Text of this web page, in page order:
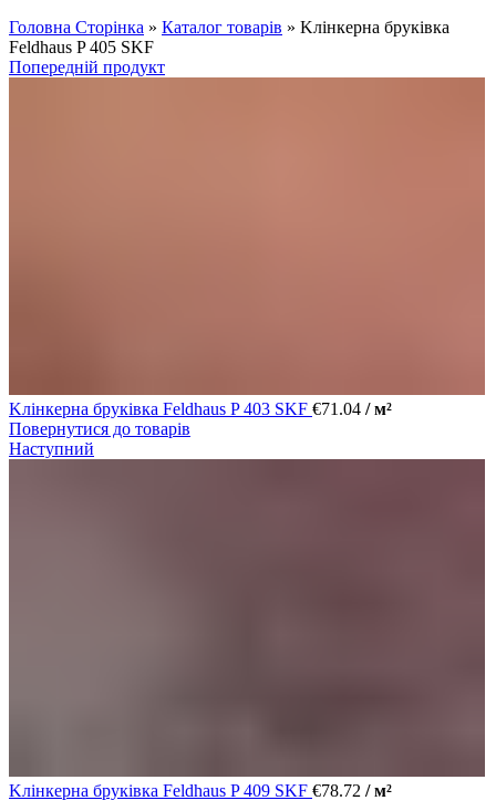
Головна Сторінка » Каталог товарів » Kлінкерна бруківка
Feldhaus P 405 SKF
Попередній продукт
Kлінкерна бруківка Feldhaus P 403 SKF €71.04 / м²
Повернутися до товарів
Наступний
Kлінкерна бруківка Feldhaus P 409 SKF €78.72 / м²